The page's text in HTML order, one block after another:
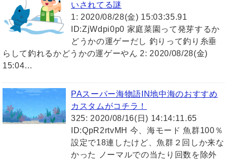
いされてる謎
1: 2020/08/28(金) 15:03:35.91
ID:ZjWdpi0p0 家庭菜園って発芽するか
どうかの運ゲーだし 釣りって釣り糸垂
らして釣れるかどうかの運ゲーやん 2: 2020/08/28(金)
15:04…
PAスーパー海物語IN地中海のおすすめ
カスタムがコチラ！
325: 2020/08/16(日) 14:14:11.65
ID:QpR2rtvMH 今、海モード 魚群100％
設定で18連したけど、魚群２回しか来な
かった ノーマルでの当たり回数を除外